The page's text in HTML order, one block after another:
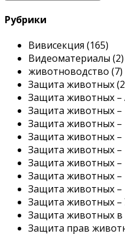
Рубрики
Вивисекция (165)
Видеоматериалы (2)
животноводство (7)
Защита животных
Защита животных –
Защита животных –
Защита животных –
Защита животных –
Защита животных –
Защита животных –
Защита животных –
Защита животных –
Защита животных –
Защита животных в
Защита прав